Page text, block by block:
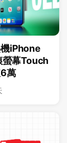
iPhone
螢幕Touch
萬